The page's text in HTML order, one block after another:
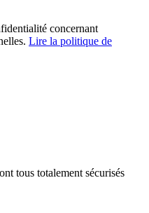
concernant
Lire la politique de
tous totalement sécurisés